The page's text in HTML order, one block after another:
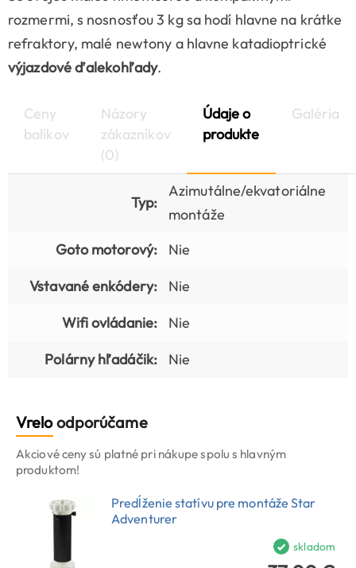
rozmermi, s nosnosťou 3 kg sa hodí hlavne na krátke
refraktory, malé newtony a hlavne katadioptrické
výjazdové ďalekohľady.
Ceny
balíkov
Názory
zákazníkov
(0)
Údaje o
produkte
Galéria
Typ:
Azimutálne/ekvatoriálne
montáže
Goto motorový:
Nie
Vstavané enkódery:
Nie
Wifi ovládanie:
Nie
Polárny hľadáčik:
Nie
Vreloodporúčame
Akciové ceny sú platné pri nákupe spolu s hlavným
produktom!
Predĺženie statívu pre montáže Star
Adventurer
skladom